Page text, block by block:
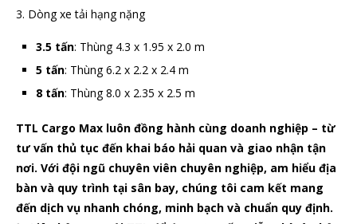
3. Dòng xe tải hạng nặng
3.5 tấn: Thùng 4.3 x 1.95 x 2.0 m
5 tấn: Thùng 6.2 x 2.2 x 2.4 m
8 tấn: Thùng 8.0 x 2.35 x 2.5 m
TTL Cargo Max luôn đồng hành cùng doanh nghiệp – từ
tư vấn thủ tục đến khai báo hải quan và giao nhận tận
nơi. Với đội ngũ chuyên viên chuyên nghiệp, am hiểu địa
bàn và quy trình tại sân bay, chúng tôi cam kết mang
đến dịch vụ nhanh chóng, minh bạch và chuẩn quy định.